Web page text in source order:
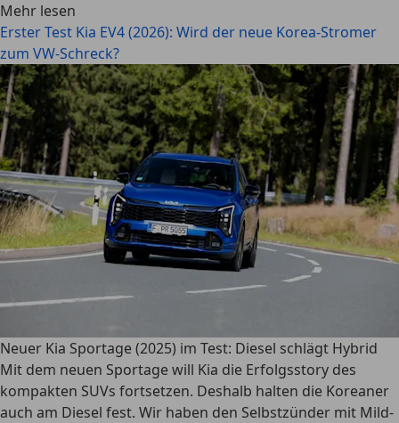
Mehr lesen
Erster Test Kia EV4 (2026): Wird der neue Korea-Stromer
zum VW-Schreck?
Neuer Kia Sportage (2025) im Test: Diesel schlägt Hybrid
Mit dem neuen Sportage will Kia die Erfolgsstory des
kompakten SUVs fortsetzen. Deshalb halten die Koreaner
auch am Diesel fest. Wir haben den Selbstzünder mit Mild-